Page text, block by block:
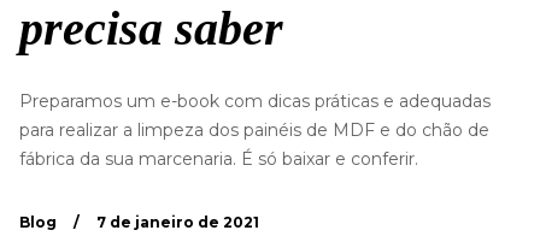
precisa saber
Preparamos um e-book com dicas práticas e adequadas
para realizar a limpeza dos painéis de MDF e do chão de
fábrica da sua marcenaria. É só baixar e conferir.
Blog / 7 de janeiro de 2021